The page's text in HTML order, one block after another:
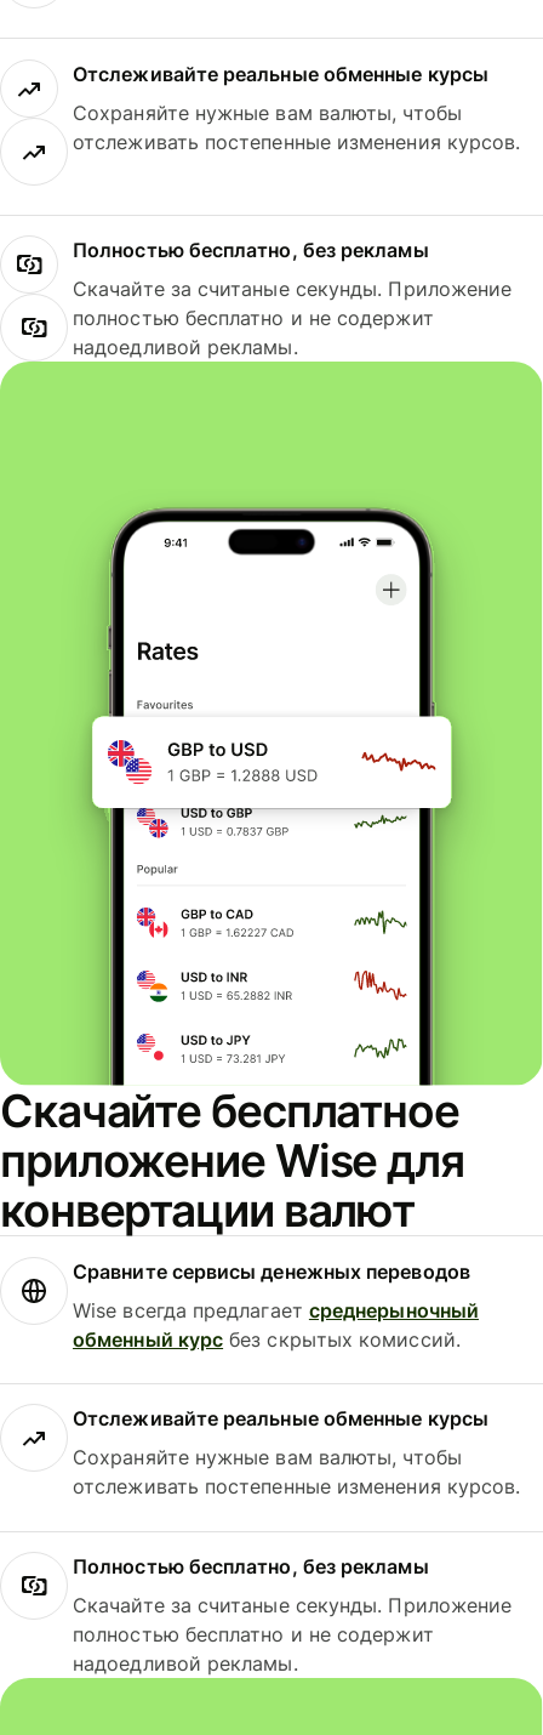
Отслеживайте реальные обменные курсы
Сохраняйте нужные вам валюты, чтобы
отслеживать постепенные изменения курсов.
Полностью бесплатно, без рекламы
Скачайте за считаные секунды. Приложение
полностью бесплатно и не содержит
надоедливой рекламы.
Скачайте бесплатное
приложение Wise для
конвертации валют
Сравните сервисы денежных переводов
Wise всегда предлагает среднерыночный
обменный курс без скрытых комиссий.
Отслеживайте реальные обменные курсы
Сохраняйте нужные вам валюты, чтобы
отслеживать постепенные изменения курсов.
Полностью бесплатно, без рекламы
Скачайте за считаные секунды. Приложение
полностью бесплатно и не содержит
надоедливой рекламы.